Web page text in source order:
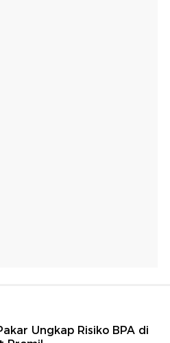
Ungkap Risiko BPA di